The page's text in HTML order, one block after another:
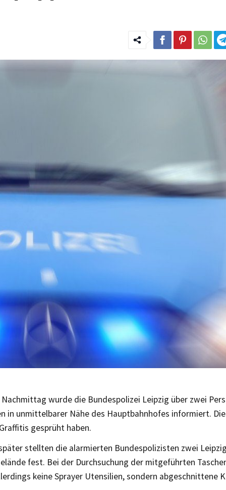
wurde die Bundespolizei Leipzig über zwei
in unmittelbarer Nähe des Hauptbahnhofes informiert.
gesprüht haben.
stellten die alarmierten Bundespolizisten zwei
fest. Bei der Durchsuchung der mitgeführten
keine Sprayer Utensilien, sondern abgeschnittene